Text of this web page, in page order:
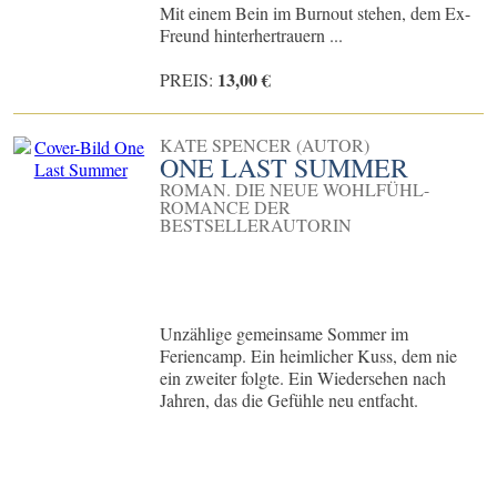
Mit einem Bein im Burnout stehen, dem Ex-
Freund hinterhertrauern ...
PREIS: 13,00 €
KATE SPENCER (AUTOR)
ONE LAST SUMMER
ROMAN. DIE NEUE WOHLFÜHL-
ROMANCE DER
BESTSELLERAUTORIN
Unzählige gemeinsame Sommer im
Feriencamp. Ein heimlicher Kuss, dem nie
ein zweiter folgte. Ein Wiedersehen nach
Jahren, das die Gefühle neu entfacht.